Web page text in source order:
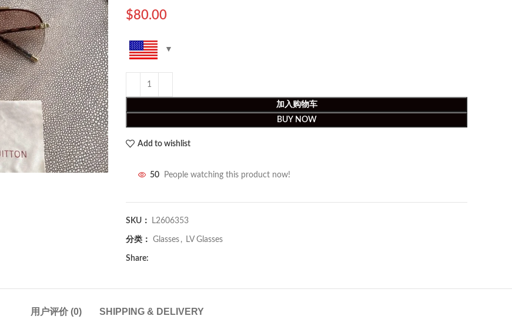
$80.00
加入购物车
BUY NOW
Add to wishlist
50 People watching this product now!
SKU： L2606353
分类： Glasses , LV Glasses
Share:
用户评价 (0) SHIPPING & DELIVERY